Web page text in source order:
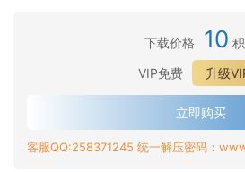
下载价格 10
VIP免费
升级
立即购买
客服QQ:258371245 统一解压密码：